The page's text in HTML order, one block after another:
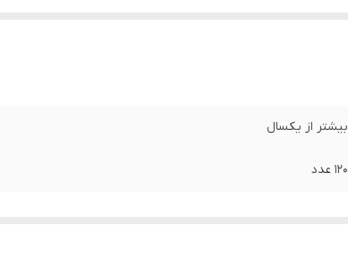
بیشتر از یکسال
۱۲۰ عدد